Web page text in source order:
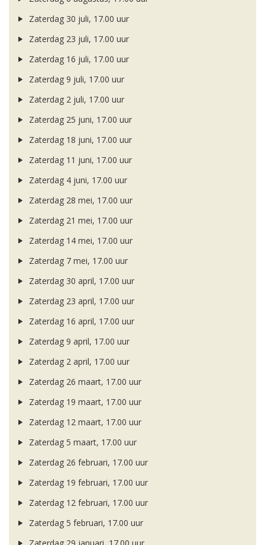
Zaterdag 30 juli, 17.00 uur
Zaterdag 23 juli, 17.00 uur
Zaterdag 16 juli, 17.00 uur
Zaterdag 9 juli, 17.00 uur
Zaterdag 2 juli, 17.00 uur
Zaterdag 25 juni, 17.00 uur
Zaterdag 18 juni, 17.00 uur
Zaterdag 11 juni, 17.00 uur
Zaterdag 4 juni, 17.00 uur
Zaterdag 28 mei, 17.00 uur
Zaterdag 21 mei, 17.00 uur
Zaterdag 14 mei, 17.00 uur
Zaterdag 7 mei, 17.00 uur
Zaterdag 30 april, 17.00 uur
Zaterdag 23 april, 17.00 uur
Zaterdag 16 april, 17.00 uur
Zaterdag 9 april, 17.00 uur
Zaterdag 2 april, 17.00 uur
Zaterdag 26 maart, 17.00 uur
Zaterdag 19 maart, 17.00 uur
Zaterdag 12 maart, 17.00 uur
Zaterdag 5 maart, 17.00 uur
Zaterdag 26 februari, 17.00 uur
Zaterdag 19 februari, 17.00 uur
Zaterdag 12 februari, 17.00 uur
Zaterdag 5 februari, 17.00 uur